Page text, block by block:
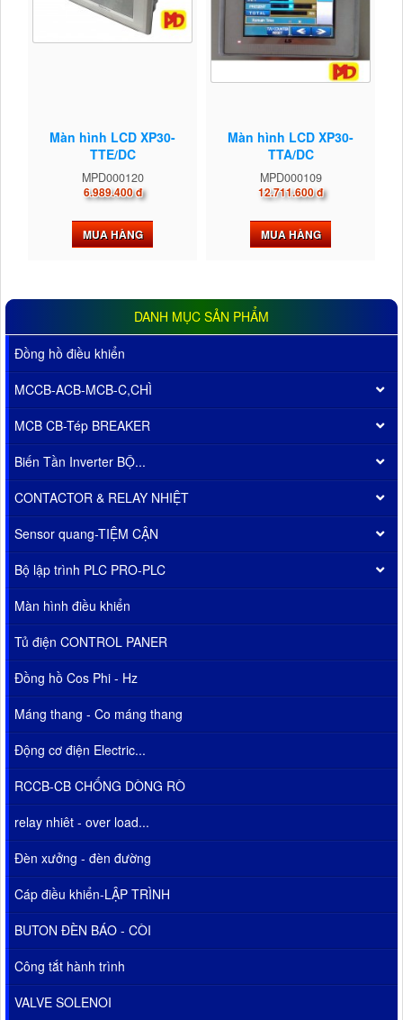
Màn hình LCD XP30-
TTE/DC
MPD000120
6.989.400 đ
MUA HÀNG
Màn hình LCD XP30-
TTA/DC
MPD000109
12.711.600 đ
MUA HÀNG
DANH MỤC SẢN PHẨM
Đồng hồ điều khiển
MCCB-ACB-MCB-C,CHÌ
MCB CB-Tép BREAKER
Biến Tần Inverter BỘ...
CONTACTOR & RELAY NHIỆT
Sensor quang-TIỆM CẬN
Bộ lập trình PLC PRO-PLC
Màn hình điều khiển
Tủ điện CONTROL PANER
Đồng hồ Cos Phi - Hz
Máng thang - Co máng thang
Động cơ điện Electric...
RCCB-CB CHỐNG DÒNG RÒ
relay nhiêt - over load...
Đèn xưởng - đèn đường
Cáp điều khiển-LẬP TRÌNH
BUTON ĐÈN BÁO - CÒI
Công tắt hành trình
VALVE SOLENOI